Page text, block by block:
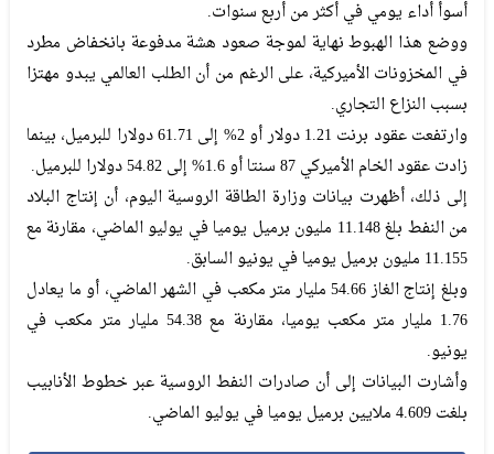
أسوأ أداء يومي في أكثر من أربع سنوات.
ووضع هذا الهبوط نهاية لموجة صعود هشة مدفوعة بانخفاض مطرد
في المخزونات الأميركية، على الرغم من أن الطلب العالمي يبدو مهتزا
بسبب النزاع التجاري.
وارتفعت عقود برنت 1.21 دولار أو 2% إلى 61.71 دولارا للبرميل، بينما
زادت عقود الخام الأميركي 87 سنتا أو 1.6% إلى 54.82 دولارا للبرميل.
إلى ذلك، أظهرت بيانات وزارة الطاقة الروسية اليوم، أن إنتاج البلاد
من النفط بلغ 11.148 مليون برميل يوميا في يوليو الماضي، مقارنة مع
11.155 مليون برميل يوميا في يونيو السابق.
وبلغ إنتاج الغاز 54.66 مليار متر مكعب في الشهر الماضي، أو ما يعادل
1.76 مليار متر مكعب يوميا، مقارنة مع 54.38 مليار متر مكعب في
يونيو.
وأشارت البيانات إلى أن صادرات النفط الروسية عبر خطوط الأنابيب
بلغت 4.609 ملايين برميل يوميا في يوليو الماضي.